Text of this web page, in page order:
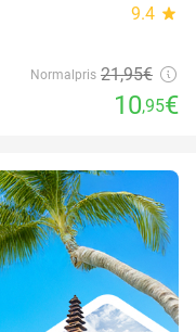
9.4 star
Normalpris 21,95€
10,95€